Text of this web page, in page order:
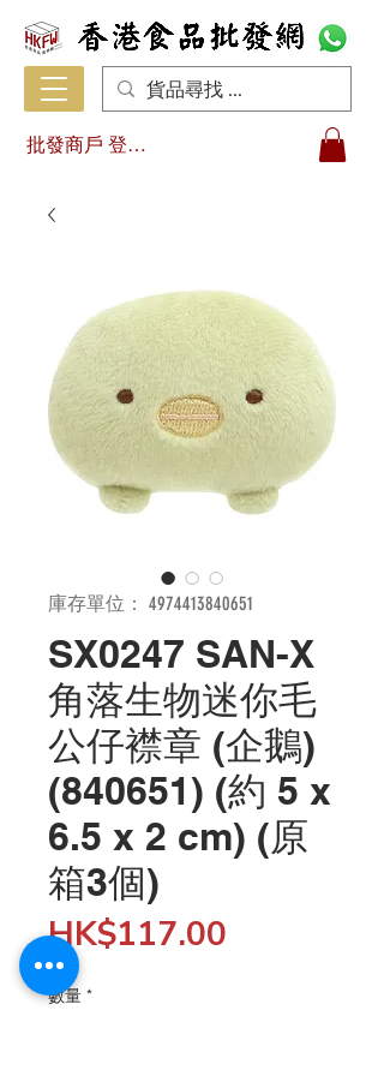
批發商戶 登入/註冊
庫存單位： 4974413840651
SX0247 SAN-X
角落生物迷你毛
公仔襟章 (企鵝)
(840651) (約 5 x
6.5 x 2 cm) (原
箱3個)
HK$117.00
數量 *